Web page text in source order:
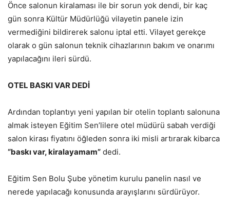
Önce salonun kiralaması ile bir sorun yok dendi, bir kaç
gün sonra Kültür Müdürlüğü vilayetin panele izin
vermediğini bildirerek salonu iptal etti. Vilayet gerekçe
olarak o gün salonun teknik cihazlarının bakım ve onarımı
yapılacağını ileri sürdü.
OTEL BASKI VAR DEDİ
Ardından toplantıyı yeni yapılan bir otelin toplantı salonuna
almak isteyen Eğitim Sen’lilere otel müdürü sabah verdiği
salon kirası fiyatını öğleden sonra iki misli artırarak kibarca
“baskı var, kiralayamam” dedi.
Eğitim Sen Bolu Şube yönetim kurulu panelin nasıl ve
nerede yapılacağı konusunda arayışlarını sürdürüyor.